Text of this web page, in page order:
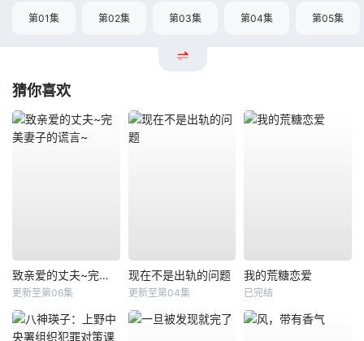
第01集 第02集 第03集 第04集 第05集
猜你喜欢
致亲爱的丈夫~完美妻子的谎言~
更新至第06集
现在不是出轨的问题
更新至第04集
我的荒糖恋爱
已完结